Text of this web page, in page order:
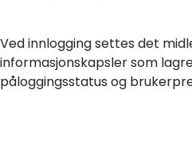
Ved innlogging settes det
informasjonskapsler som
påloggingsstatus og